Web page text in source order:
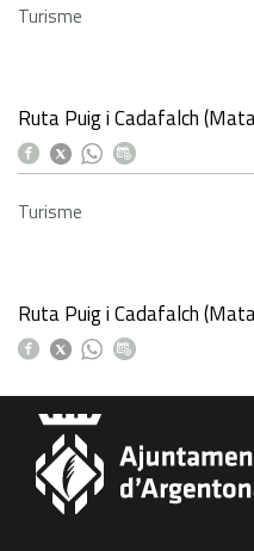
Turisme
Ruta Puig i Cadafalch
Turisme
Ruta Puig i Cadafalch